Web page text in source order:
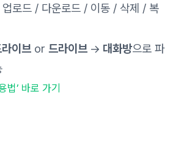
업로드 / 다운로드 / 이동 / 삭제 / 복
이브 or드라이브 → 대화방으로 파
법’ 바로 가기